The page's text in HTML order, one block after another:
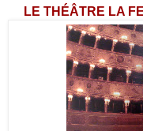
LE THÉÂTRE LA